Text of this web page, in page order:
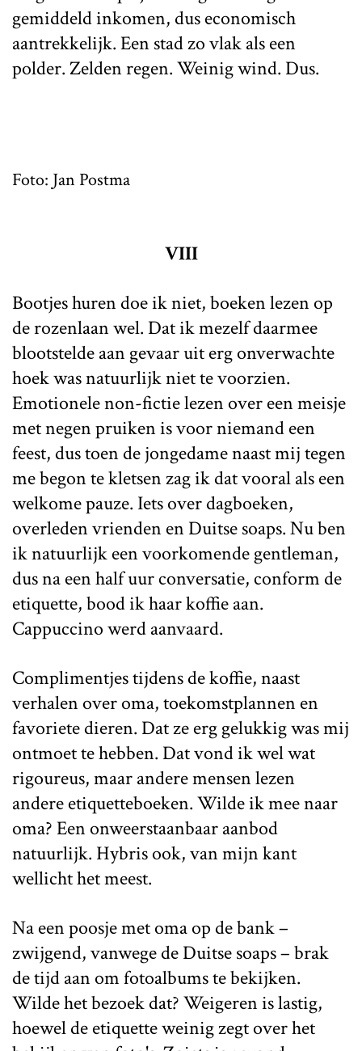
gemiddeld inkomen, dus economisch
aantrekkelijk. Een stad zo vlak als een
polder. Zelden regen. Weinig wind. Dus.
Foto: Jan Postma
VIII
Bootjes huren doe ik niet, boeken lezen op
de rozenlaan wel. Dat ik mezelf daarmee
blootstelde aan gevaar uit erg onverwachte
hoek was natuurlijk niet te voorzien.
Emotionele non-fictie lezen over een meisje
met negen pruiken is voor niemand een
feest, dus toen de jongedame naast mij tegen
me begon te kletsen zag ik dat vooral als een
welkome pauze. Iets over dagboeken,
overleden vrienden en Duitse soaps. Nu ben
ik natuurlijk een voorkomende gentleman,
dus na een half uur conversatie, conform de
etiquette, bood ik haar koffie aan.
Cappuccino werd aanvaard.
Complimentjes tijdens de koffie, naast
verhalen over oma, toekomstplannen en
favoriete dieren. Dat ze erg gelukkig was mij
ontmoet te hebben. Dat vond ik wel wat
rigoureus, maar andere mensen lezen
andere etiquetteboeken. Wilde ik mee naar
oma? Een onweerstaanbaar aanbod
natuurlijk. Hybris ook, van mijn kant
wellicht het meest.
Na een poosje met oma op de bank –
zwijgend, vanwege de Duitse soaps – brak
de tijd aan om fotoalbums te bekijken.
Wilde het bezoek dat? Weigeren is lastig,
hoewel de etiquette weinig zegt over het